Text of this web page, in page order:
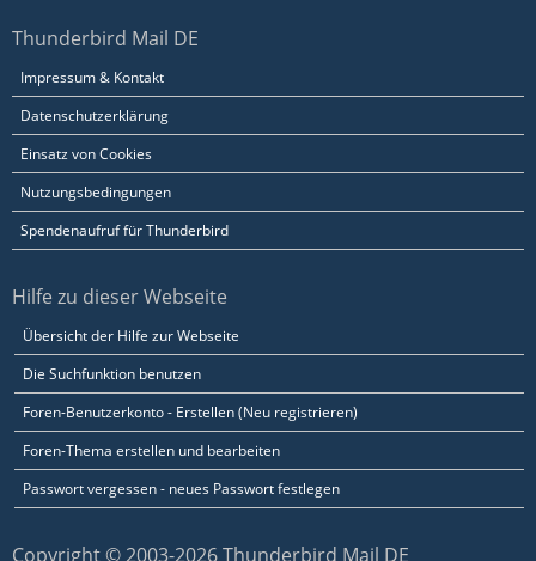
Thunderbird Mail DE
Impressum & Kontakt
Datenschutzerklärung
Einsatz von Cookies
Nutzungsbedingungen
Spendenaufruf für Thunderbird
Hilfe zu dieser Webseite
Übersicht der Hilfe zur Webseite
Die Suchfunktion benutzen
Foren-Benutzerkonto - Erstellen (Neu registrieren)
Foren-Thema erstellen und bearbeiten
Passwort vergessen - neues Passwort festlegen
Copyright © 2003-2026 Thunderbird Mail DE